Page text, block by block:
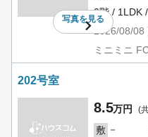
写真を見る
2階 / 1LDK
2026/08/08
ミニミニ
202号室
8.5万円 (
敷 －